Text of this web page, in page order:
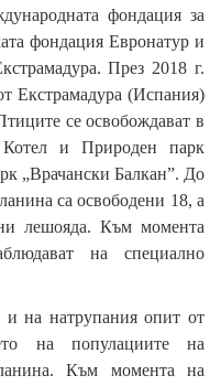
фондация за
фондация Евронатур и
През 2018 г.
Екстрамадура (Испания)
се освобождават в
и Природен парк
„Врачански Балкан”. До
са освободени 18, а
лешояда.Към момента
на специално
на натрупания опит от
на популациите на
Към момента на